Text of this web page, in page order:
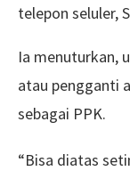
telepon seluler,
Ia menuturkan,
atau pengganti
sebagai PPK.
“Bisa diatas